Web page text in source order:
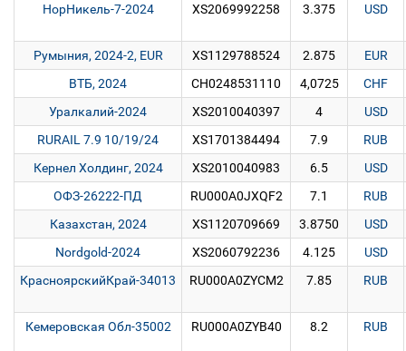
НорНикель-7-2024 XS2069992258 3.375 USD
Румыния, 2024-2, EUR XS1129788524 2.875
EUR
ВТБ, 2024
CH0248531110 4,0725
CHF
Уралкалий-2024
XS2010040397 4
USD
RURAIL 7.9 10/19/24
XS1701384494 7.9
RUB
Кернел Холдинг, 2024
XS2010040983 6.5
USD
ОФЗ-26222-ПД
RU000A0JXQF2 7.1
RUB
Казахстан, 2024
XS1120709669 3.8750
USD
Nordgold-2024
XS2060792236 4.125
USD
КрасноярскийКрай-34013
RU000A0ZYCM2 7.85 RUB
Кемеровская Обл-35002 RU000A0ZYB40 8.2 RUB